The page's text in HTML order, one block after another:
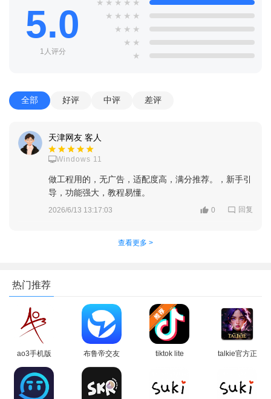
允许使用，或者在使用过程中积极寻找志愿者和服务者，以便更
好地使用该应用并获得帮助。
be my eyes怎么注册？Be My Eyes怎么注册志愿
2、进入后可以根据自己的需求选择身份，这里选择成为志愿
5.0
1人评分
★ ★ ★ ★ ★
★ ★ ★ ★
★ ★ ★
★ ★
★
全部 好评 中评 差评
天津网友 客人
Windows 11
做工程用的，无广告，适配度高，满分推荐。，新手引
导，功能强大，教程易懂。
2026/6/13 13:17:03 0 回复
查看更多 >
热门推荐
ao3手机版
下载官方正
版最新版
布鲁帝交友
软件(Blued)
官方手机版
tiktok lite
talkie官方正